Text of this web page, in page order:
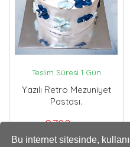
Bu internet sitesinde,
Teslim Süresi 1 Gün
Yazılı Retro Mezuniyet
Pastası.
2700 ,00 TL